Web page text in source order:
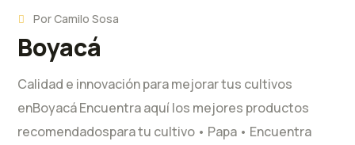
PorCamilo Sosa
Boyacá
Calidad e innovación para mejorar tus cultivos
enBoyacá Encuentra aquí los mejores productos
recomendadospara tu cultivo • Papa • Encuentra